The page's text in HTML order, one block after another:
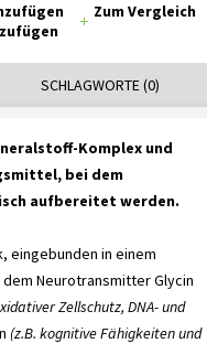
Zum Vergleich
SCHLAGWORTE (0)
Komplex und
bei dem
aufbereitet werden.
eingebunden in einem
Neurotransmitter Glycin
Zellschutz, DNA- und
(z.B. kognitive Fähigkeiten und